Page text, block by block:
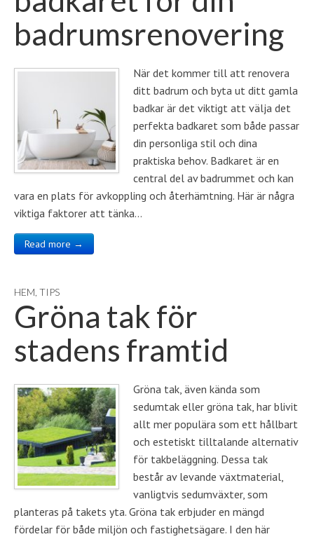
badrumsrenovering
När det kommer till att renovera
ditt badrum och byta ut ditt gamla
badkar är det viktigt att välja det
perfekta badkaret som både passar
din personliga stil och dina
praktiska behov. Badkaret är en
central del av badrummet och kan
vara en plats för avkoppling och återhämtning. Här är några
viktiga faktorer att tänka…
Read more →
HEM TIPS
Gröna tak för
stadens framtid
Gröna tak, även kända som
sedumtak eller gröna tak, har blivit
allt mer populära som ett hållbart
och estetiskt tilltalande alternativ
för takbeläggning. Dessa tak
består av levande växtmaterial,
vanligtvis sedumväxter, som
planteras på takets yta. Gröna tak erbjuder en mängd
fördelar för både miljön och fastighetsägare. I den här